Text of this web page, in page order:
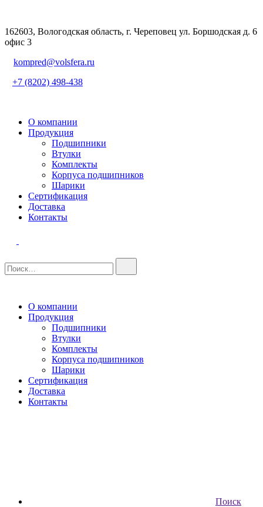
162603, Вологодская область, г. Череповец ул. Боршодская д. 6
офис 3
kompred@volsfera.ru
+7 (8202) 498-438
О компании
Продукция
Подшипники
Втулки
Комплекты
Корпуса подшипников
Шарики
Сертификация
Доставка
Контакты
О компании
Продукция
Подшипники
Втулки
Комплекты
Корпуса подшипников
Шарики
Сертификация
Доставка
Контакты
Поиск